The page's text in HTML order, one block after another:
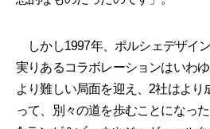
しかし1997年、ポルシェデザイ
実りあるコラボレーションはいわ
より難しい局面を迎え、2社はより
って、別々の道を歩むことになっ